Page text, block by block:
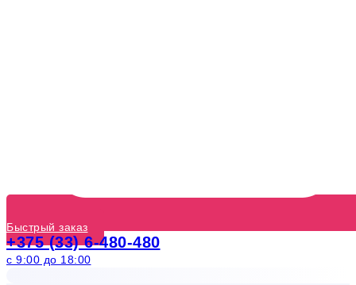
Быстрый заказ
+375 (33) 6-480-480
с 9:00 до 18:00